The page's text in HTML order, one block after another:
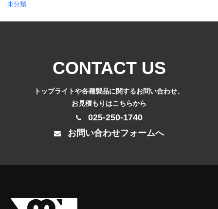
未分類
CONTACT US
トップライトや各種製品に関するお問い合わせ、
お見積もりはこちらから
025-250-1740
お問い合わせフォームへ